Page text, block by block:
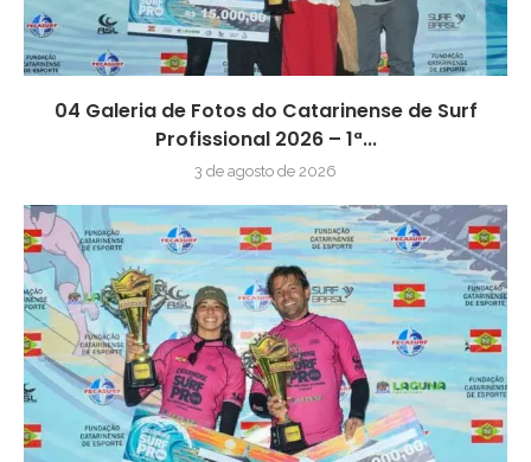
04 Galeria de Fotos do Catarinense de Surf
Profissional 2026 – 1ª...
3 de agosto de 2026